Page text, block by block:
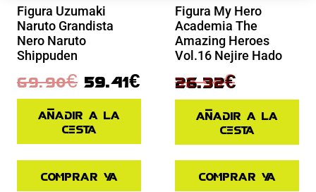
Figura Uzumaki
Naruto Grandista
Nero Naruto
Shippuden
69.90€ 59.41€
Añadir a la
cesta
Comprar ya
Figura My Hero
Academia The
Amazing Heroes
Vol.16 Nejire Hado
32.90€
26.32€
Añadir a la
cesta
Comprar ya